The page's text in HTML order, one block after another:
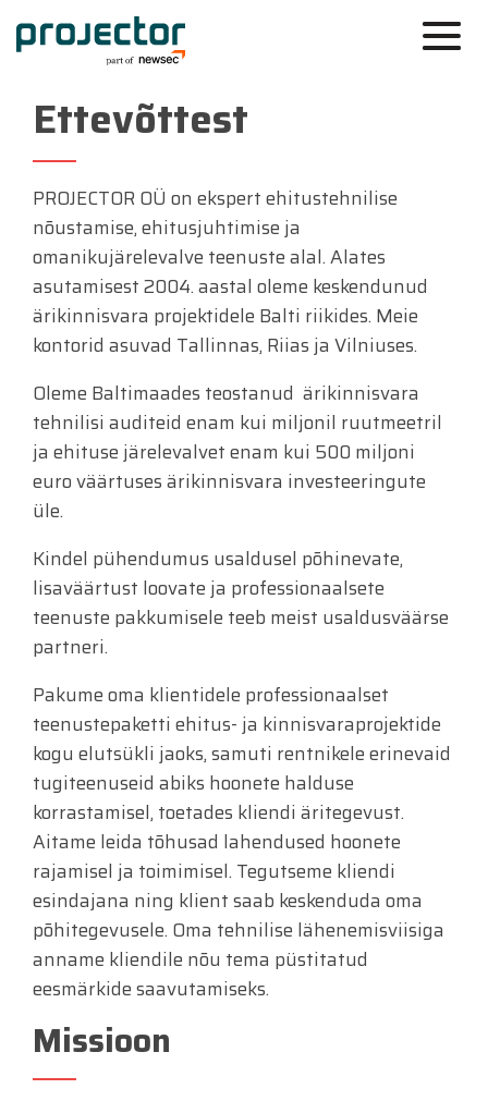
Ettevõttest
PROJECTOR OÜ on ekspert ehitustehnilise
nõustamise, ehitusjuhtimise ja
omanikujärelevalve teenuste alal. Alates
asutamisest 2004. aastal oleme keskendunud
ärikinnisvara projektidele Balti riikides. Meie
kontorid asuvad Tallinnas, Riias ja Vilniuses.
Oleme Baltimaades teostanud ärikinnisvara
tehnilisi auditeid enam kui miljonil ruutmeetril
ja ehituse järelevalvet enam kui 500 miljoni
euro väärtuses ärikinnisvara investeeringute
üle.
Kindel pühendumus usaldusel põhinevate,
lisaväärtust loovate ja professionaalsete
teenuste pakkumisele teeb meist usaldusväärse
partneri.
Pakume oma klientidele professionaalset
teenustepaketti ehitus- ja kinnisvaraprojektide
kogu elutsükli jaoks, samuti rentnikele erinevaid
tugiteenuseid abiks hoonete halduse
korrastamisel, toetades kliendi äritegevust.
Aitame leida tõhusad lahendused hoonete
rajamisel ja toimimisel. Tegutseme kliendi
esindajana ning klient saab keskenduda oma
põhitegevusele. Oma tehnilise lähenemisviisiga
anname kliendile nõu tema püstitatud
eesmärkide saavutamiseks.
Missioon